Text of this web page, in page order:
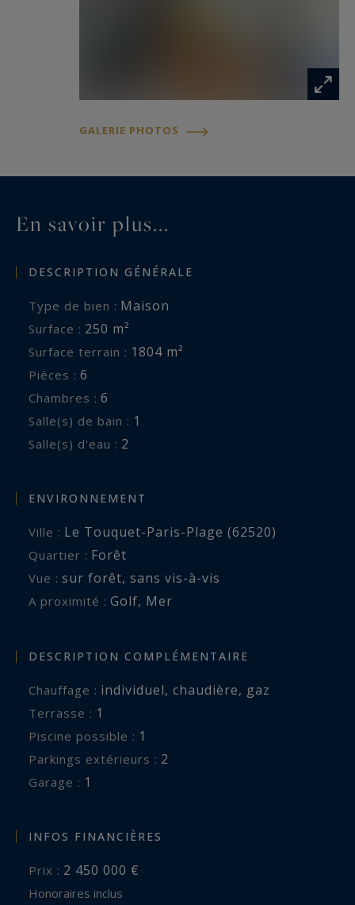
GALERIE PHOTOS
En savoir plus...
DESCRIPTION GÉNÉRALE
Type de bien : Maison
Surface : 250 m²
Surface terrain : 1804 m²
Pièces : 6
Chambres : 6
Salle(s) de bain : 1
Salle(s) d'eau : 2
ENVIRONNEMENT
Ville : Le Touquet-Paris-Plage (62520)
Quartier : Forêt
Vue : sur forêt, sans vis-à-vis
A proximité : Golf, Mer
DESCRIPTION COMPLÉMENTAIRE
Chauffage : individuel, chaudière, gaz
terrasse : 1
piscine possible : 1
parkings extérieurs : 2
garage : 1
INFOS FINANCIÈRES
Prix : 2 450 000 €
Honoraires inclus